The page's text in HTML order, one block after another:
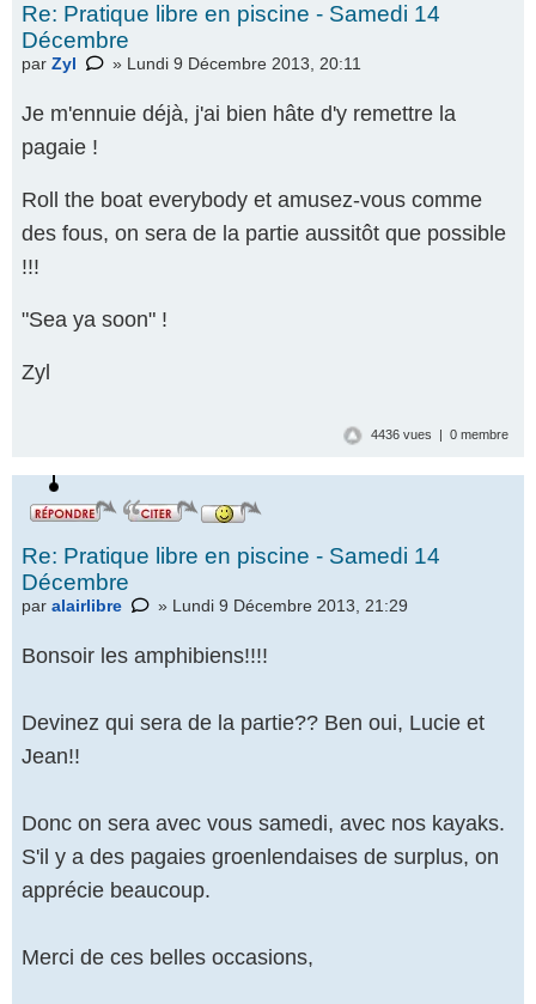
Re: Pratique libre en piscine - Samedi 14
Décembre
par Zyl » Lundi 9 Décembre 2013, 20:11
Je m'ennuie déjà, j'ai bien hâte d'y remettre la
pagaie !
Roll the boat everybody et amusez-vous comme
des fous, on sera de la partie aussitôt que possible
!!!
"Sea ya soon" !
Zyl
4436 vues | 0 membre
Re: Pratique libre en piscine - Samedi 14
Décembre
par alairlibre » Lundi 9 Décembre 2013, 21:29
Bonsoir les amphibiens!!!!
Devinez qui sera de la partie?? Ben oui, Lucie et
Jean!!
Donc on sera avec vous samedi, avec nos kayaks.
S'il y a des pagaies groenlendaises de surplus, on
apprécie beaucoup.
Merci de ces belles occasions,